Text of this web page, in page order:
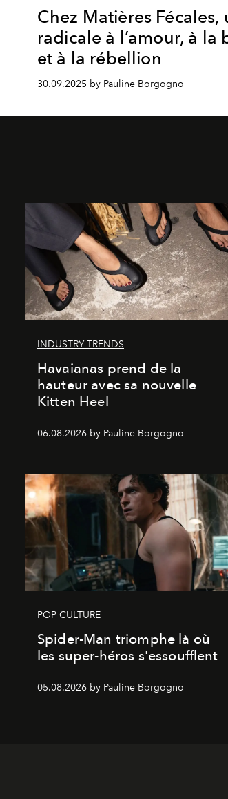
Chez Matières Fécales,
radicale à l’amour, à la
et à la rébellion
30.09.2025 by Pauline Borgogno
INDUSTRY TRENDS
Havaianas prend de la
hauteur avec sa nouvelle
Kitten Heel
06.08.2026 by Pauline Borgogno
POP CULTURE
Spider-Man triomphe là où
les super-héros s'essoufflent
05.08.2026 by Pauline Borgogno